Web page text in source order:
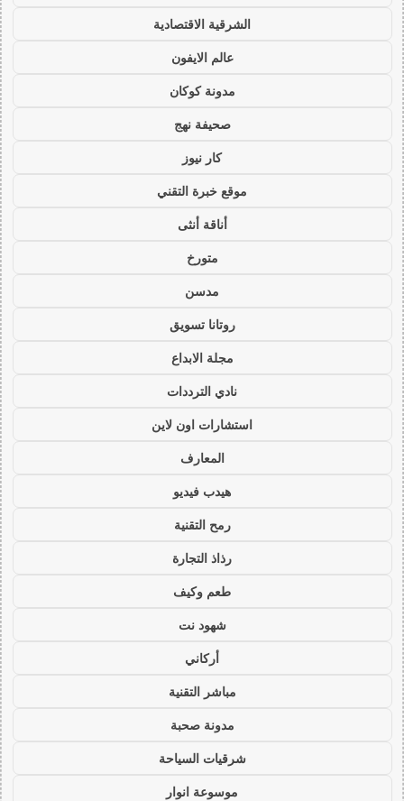
الشرقية الاقتصادية
عالم الايفون
مدونة كوكان
صحيفة نهج
كار نيوز
موقع خبرة التقني
أناقة أنثى
متورخ
مدسن
روتانا تسويق
مجلة الابداع
نادي الترددات
استشارات اون لاين
المعارف
هيدب فيديو
رمح التقنية
رذاذ التجارة
طعم وكيف
شهود نت
أركاني
مباشر التقنية
مدونة صحبة
شرقيات السياحة
موسوعة انوار